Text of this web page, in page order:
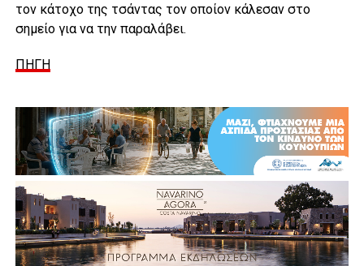
τον κάτοχο της τσάντας τον οποίον κάλεσαν στο
σημείο για να την παραλάβει.
ΠΗΓΗ